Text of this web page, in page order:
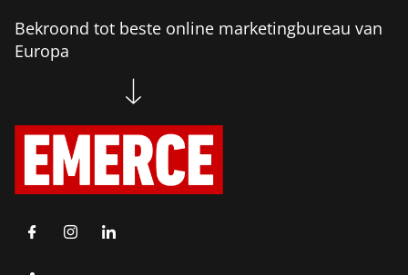
Bekroond tot beste online marketingbureau van
Europa